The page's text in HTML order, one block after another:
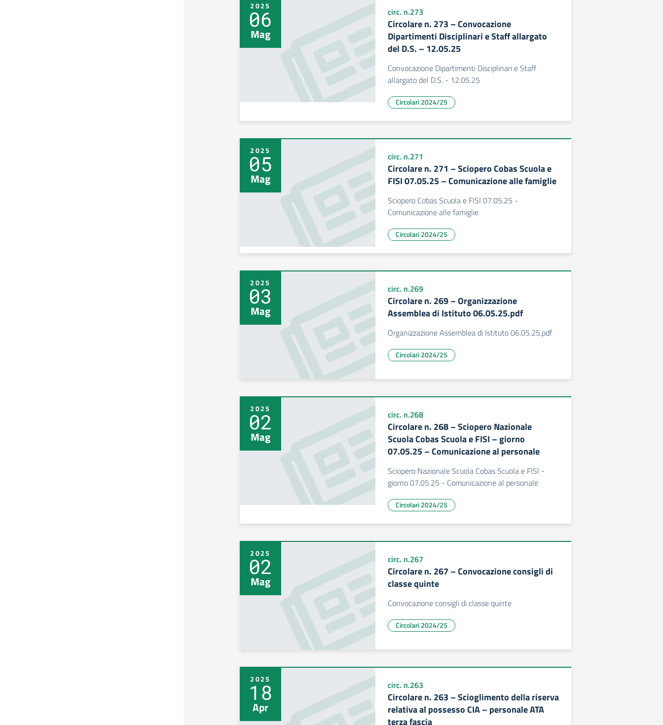
2025
06
Mag
circ. n.273
Circolare n. 273 – Convocazione
Dipartimenti Disciplinari e Staff allargato
del D.S. – 12.05.25
Convocazione Dipartimenti Disciplinari e Staff
allargato del D.S. - 12.05.25
Circolari 2024/25
2025
05
Mag
circ. n.271
Circolare n. 271 – Sciopero Cobas Scuola e
FISI 07.05.25 – Comunicazione alle famiglie
Sciopero Cobas Scuola e FISI 07.05.25 -
Comunicazione alle famiglie
Circolari 2024/25
2025
03
Mag
circ. n.269
Circolare n. 269 – Organizzazione
Assemblea di Istituto 06.05.25.pdf
Organizzazione Assemblea di Istituto 06.05.25.pdf
Circolari 2024/25
2025
02
Mag
circ. n.268
Circolare n. 268 – Sciopero Nazionale
Scuola Cobas Scuola e FISI – giorno
07.05.25 – Comunicazione al personale
Sciopero Nazionale Scuola Cobas Scuola e FISI -
giorno 07.05.25 - Comunicazione al personale
Circolari 2024/25
2025
02
Mag
circ. n.267
Circolare n. 267 – Convocazione consigli di
classe quinte
Convocazione consigli di classe quinte
Circolari 2024/25
2025
18
Apr
circ. n.263
Circolare n. 263 – Scioglimento della riserva
relativa al possesso CIA – personale ATA
terza fascia